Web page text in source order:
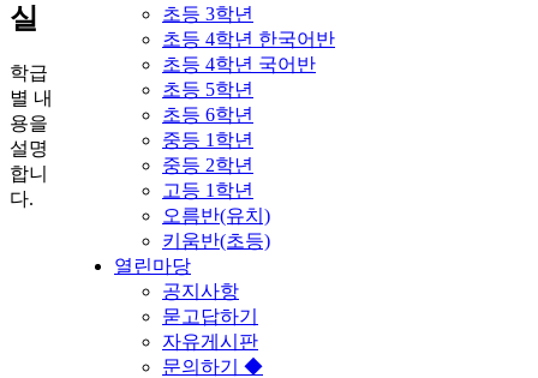
초등 3학년
초등 4학년 한국어반
초등 4학년 국어반
초등 5학년
초등 6학년
중등 1학년
중등 2학년
고등 1학년
오름반(유치)
키움반(초등)
열린마당
공지사항
묻고답하기
자유게시판
문의하기 ◆
실
학급
별 내
용을
설명
합니
다.